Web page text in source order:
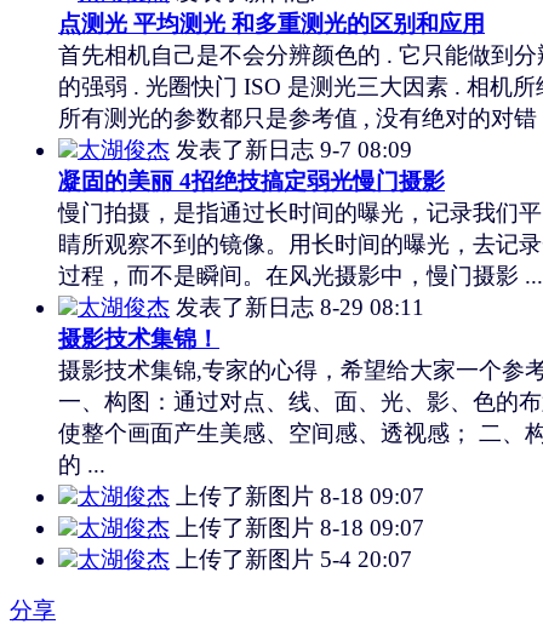
点测光 平均测光 和多重测光的区别和应用
首先相机自己是不会分辨颜色的 . 它只能做到分
的强弱 . 光圈快门 ISO 是测光三大因素 . 相机所
所有测光的参数都只是参考值 , 没有绝对的对错
太湖俊杰 发表了新日志 9-7 08:09
凝固的美丽 4招绝技搞定弱光慢门摄影
慢门拍摄，是指通过长时间的曝光，记录我们
睛所观察不到的镜像。用长时间的曝光，去记
过程，而不是瞬间。在风光摄影中，慢门摄影 ...
太湖俊杰 发表了新日志 8-29 08:11
摄影技术集锦！
摄影技术集锦,专家的心得，希望给大家一个参
一、构图：通过对点、线、面、光、影、色的
使整个画面产生美感、空间感、透视感； 二、
的 ...
太湖俊杰 上传了新图片 8-18 09:07
太湖俊杰 上传了新图片 8-18 09:07
太湖俊杰 上传了新图片 5-4 20:07
分享